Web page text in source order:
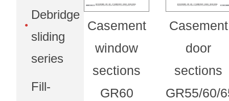
Debridge
sliding
series
Fill-
Casement
window
sections
GR60
Casement
door
sections
GR55/60/